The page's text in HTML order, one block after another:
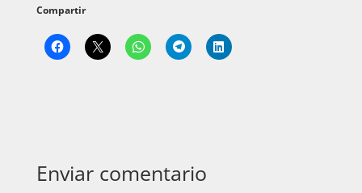
Compartir
Enviar comentario